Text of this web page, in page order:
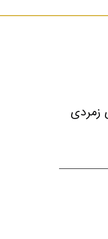
پرنسس و...
زمردی